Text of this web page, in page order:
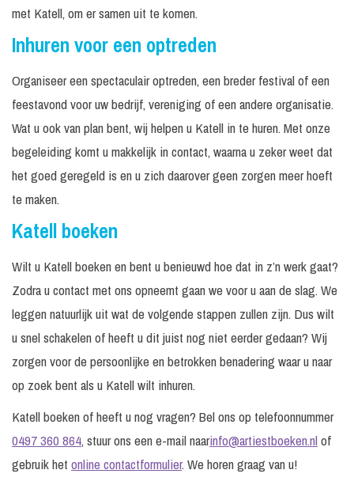
met Katell, om er samen uit te komen.
Inhuren voor een optreden
Organiseer een spectaculair optreden, een breder festival of een
feestavond voor uw bedrijf, vereniging of een andere organisatie.
Wat u ook van plan bent, wij helpen u Katell in te huren. Met onze
begeleiding komt u makkelijk in contact, waarna u zeker weet dat
het goed geregeld is en u zich daarover geen zorgen meer hoeft
te maken.
Katell boeken
Wilt u Katell boeken en bent u benieuwd hoe dat in z’n werk gaat?
Zodra u contact met ons opneemt gaan we voor u aan de slag. We
leggen natuurlijk uit wat de volgende stappen zullen zijn. Dus wilt
u snel schakelen of heeft u dit juist nog niet eerder gedaan? Wij
zorgen voor de persoonlijke en betrokken benadering waar u naar
op zoek bent als u Katell wilt inhuren.
Katell boeken of heeft u nog vragen? Bel ons op telefoonnummer
0497 360 864, stuur ons een e-mail naarinfo@artiestboeken.nlof
gebruik het online contactformulier. We horen graag van u!